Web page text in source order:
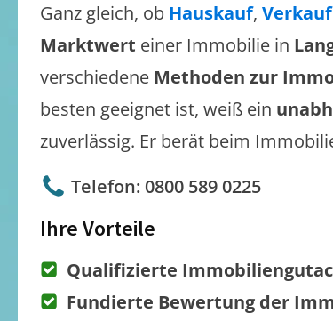
Ganz gleich, ob Hauskauf, Verkauf
Marktwert einer Immobilie in
verschiedene Methoden zur
besten geeignet ist, weiß ein
zuverlässig. Er berät beim
Telefon: 0800 589 0225
Ihre Vorteile
Qualifizierte
Fundierte Bewertung der